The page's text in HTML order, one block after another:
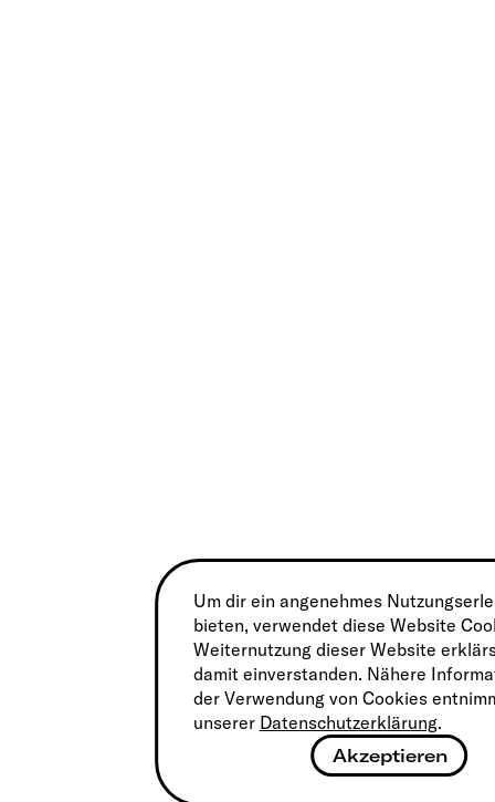
Um dir ein angenehmes
bieten, verwendet diese Website
Weiternutzung dieser Website
damit einverstanden. Nähere
der Verwendung von Cookies
unserer Datenschutzerklärung.
Akzeptieren